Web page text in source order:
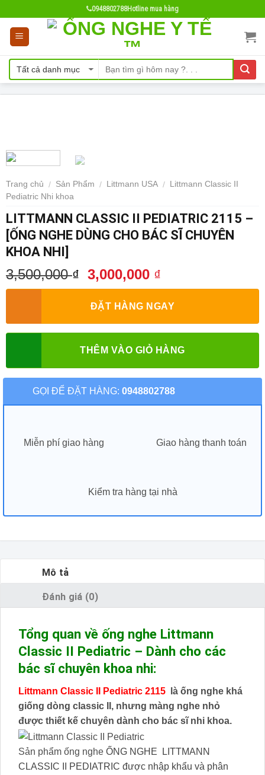
content
0948802788Hotline mua hàng
Trang chủ / Sản Phẩm / Littmann USA /
Littmann Classic II
Pediatric Nhi khoa
LITTMANN CLASSIC II PEDIATRIC 2115 –
[ỐNG NGHE DÙNG CHO BÁC SĨ CHUYÊN
KHOA NHI]
3,500,000₫ 3,000,000 ₫
ĐẶT HÀNG NGAY
THÊM VÀO GIỎ HÀNG
GỌI ĐỂ ĐẶT HÀNG: 0948802788
Miễn phí giao hàng Giao hàng thanh toán
Kiểm tra hàng tại nhà
Mô tả
Đánh giá (0)
Tổng quan về ống nghe Littmann
Classic II Pediatric – Dành cho các
bác sĩ chuyên khoa nhi:
Littmann Classic II Pediatric 2115
là ống nghe khá
giống dòng classic II, nhưng màng nghe nhỏ
được thiết kế chuyên dành cho bác sĩ nhi khoa.
Sản phẩm ống nghe ỐNG NGHE LITTMANN
CLASSIC II PEDIATRIC được nhập khẩu và phân